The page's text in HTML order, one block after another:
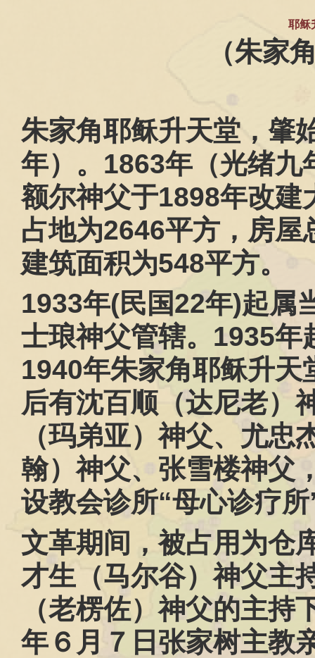
耶稣
（朱家
朱家角耶稣升天堂，肇
年）。 1863年（光绪九
额尔神父于1898年改建
占地为2646平方，房屋
建筑面积为548平方。
1933年(民国22年)起属
士琅神父管辖。 1935年
1940年朱家角耶稣升天
后有沈百顺（达尼老）
（玛弟亚）神父、尤忠
翰）神父、张雪楼神父
设教会诊所“母心诊疗所
文革期间，被占用为仓
才生（马尔谷）神父主
（老楞佐）神父的主
年６月７日张家树主教